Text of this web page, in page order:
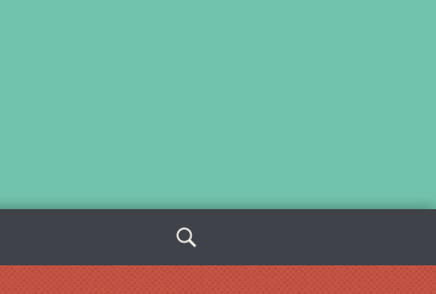
Sök
efter: